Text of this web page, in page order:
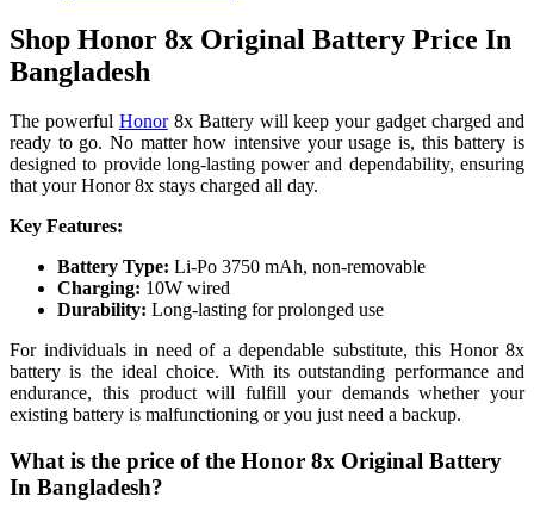
Shop Honor 8x Original Battery Price In
Bangladesh
The powerful Honor8x Battery will keep your gadget charged and
ready to go. No matter how intensive your usage is, this battery is
designed to provide long-lasting power and dependability, ensuring
that your Honor 8x stays charged all day.
Key Features:
Battery Type: Li-Po 3750 mAh, non-removable
Charging: 10W wired
Durability: Long-lasting for prolonged use
For individuals in need of a dependable substitute, this Honor 8x
battery is the ideal choice. With its outstanding performance and
endurance, this product will fulfill your demands whether your
existing battery is malfunctioning or you just need a backup.
What is the price of the Honor 8x Original Battery
In Bangladesh?